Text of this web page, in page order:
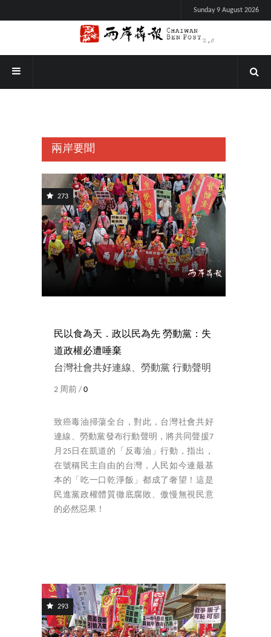
Sunday 9 August 2026
兩岸要聞
273
民以食為天．政以民為先 勞動黨：失
道政權必遭唾棄
台灣社會共好連線、勞動黨 行動聲明
2 周前 /0
致癌毒油掃蕩全台，對此，台灣社會共好
連線、勞動黨發布行動聲明，將共同聲援7
月25日在凱道的「反毒油」行動，指出，
在號稱民主自由的台灣，人民如今連最基
本的「吃一口乾淨飯」都成了奢望！這是
民進黨政權體質徹底腐敗、傲慢無視民意
的必然惡果！
293